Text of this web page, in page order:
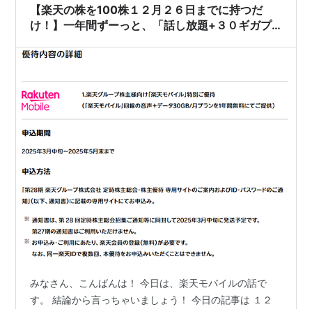
いのに買い換えたら？」 と言う。確かに私のiPhoneは４
年目になるけれど、まだ４年か…
【楽天の株を100株１２月２６日までに持つだ
け！】一年間ずーっと、「話し放題+３０ギガプ
かなりお得なのでは？
みなさん、こんばんは！ 今日は、楽天モバイルの話で
す。 結論から言っちゃいましょう！ 今日の記事は １２